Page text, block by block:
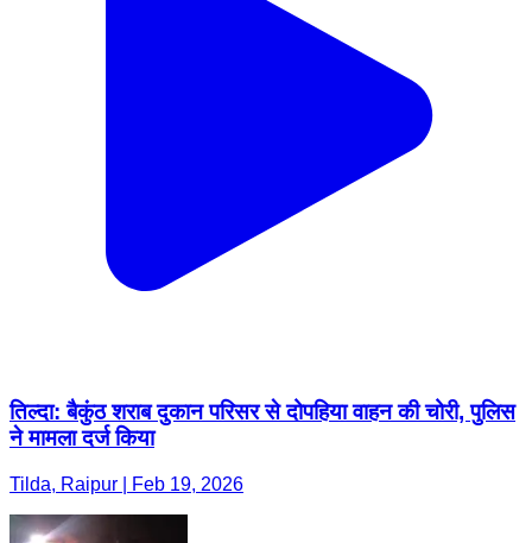
तिल्दा: बैकुंठ शराब दुकान परिसर से दोपहिया वाहन की चोरी, पुलिस
ने मामला दर्ज किया
Tilda, Raipur | Feb 19, 2026